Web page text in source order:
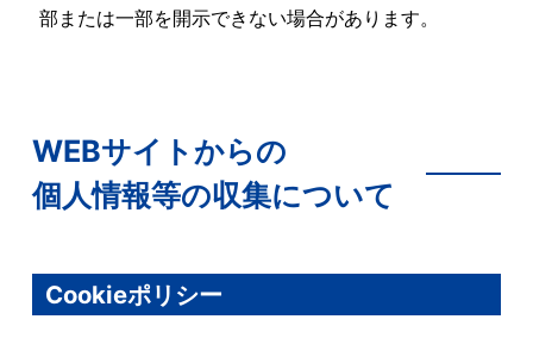
部または一部を開示できない場合があります。
WEBサイトからの
個人情報等の収集について
Cookieポリシー